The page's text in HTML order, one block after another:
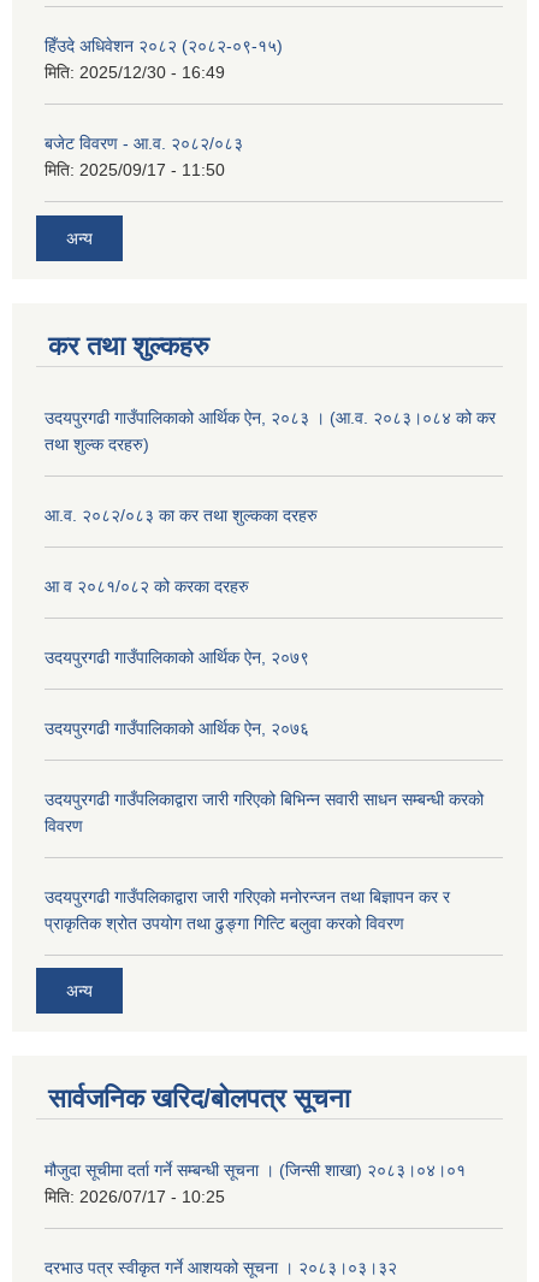
हिँउदे अधिवेशन २०८२ (२०८२-०९-१५)
मिति: 2025/12/30 - 16:49
बजेट विवरण - आ.व. २०८२/०८३
मिति: 2025/09/17 - 11:50
अन्य
कर तथा शुल्कहरु
उदयपुरगढी गाउँपालिकाको आर्थिक ऐन, २०८३ । (आ.व. २०८३।०८४ को कर
तथा शुल्क दरहरु)
आ.व. २०८२/०८३ का कर तथा शुल्कका दरहरु
आ व २०८१/०८२ को करका दरहरु
उदयपुरगढी गाउँपालिकाको आर्थिक ऐन, २०७९
उदयपुरगढी गाउँपालिकाको आर्थिक ऐन, २०७६
उदयपुरगढी गाउँपलिकाद्वारा जारी गरिएको बिभिन्न सवारी साधन सम्बन्धी करको
विवरण
उदयपुरगढी गाउँपलिकाद्वारा जारी गरिएको मनोरन्जन तथा बिज्ञापन कर र
प्राकृतिक श्रोत उपयोग तथा ढुङ्गा गित्टि बलुवा करको विवरण
अन्य
सार्वजनिक खरिद/बोलपत्र सूचना
मौजुदा सूचीमा दर्ता गर्ने सम्बन्धी सूचना । (जिन्सी शाखा) २०८३।०४।०१
मिति: 2026/07/17 - 10:25
दरभाउ पत्र स्वीकृत गर्ने आशयको सूचना । २०८३।०३।३२